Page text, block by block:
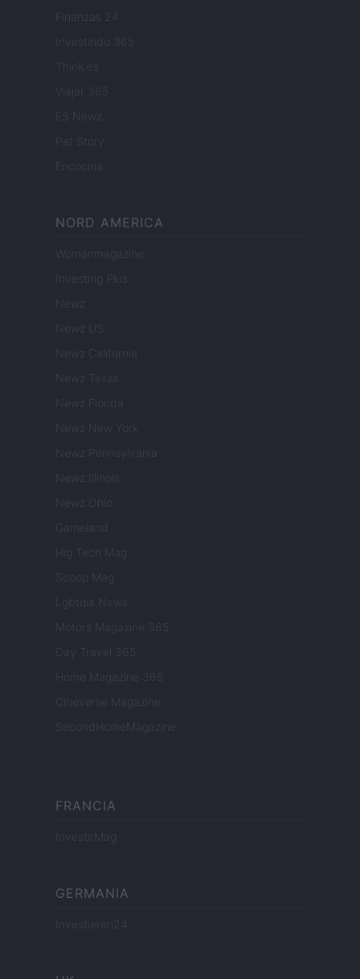
Finanzas 24
Investindo 365
Think.es
Viajar 365
ES Newz
Encocina
NORD AMERICA
Womanmagazine
Investing Plus
Newz
Newz US
Newz California
Newz Texas
Newz Florida
Newz New York
Newz Pennsylvania
Newz Illinois
Newz Ohio
Gameland
Hig Tech Mag
Scoop Mag
Lgbtqia News
Motors Magazine 365
Day Travel 365
Home Magazine 365
Cineverse Magazine
SecondHomeMagazine
FRANCIA
InvestirMag
GERMANIA
Investieren24